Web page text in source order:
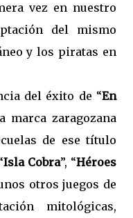
vez en nuestro
del mismo
y los piratas en
del éxito de “En
marca zaragozana
de ese título
Isla Cobra”, “Héroes
otros juegos de
mitológicas,